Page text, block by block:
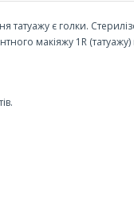
татуажу є голки.
макіяжу 1R